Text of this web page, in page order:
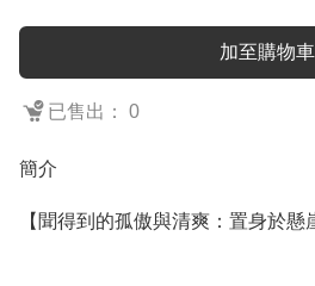
加至購物車
已售出： 0
簡介
【聞得到的孤傲與清爽：置身於懸